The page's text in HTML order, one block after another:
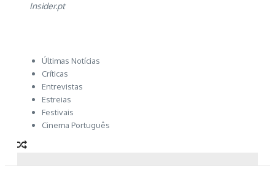
Insider.pt
Últimas Notícias
Críticas
Entrevistas
Estreias
Festivais
Cinema Português